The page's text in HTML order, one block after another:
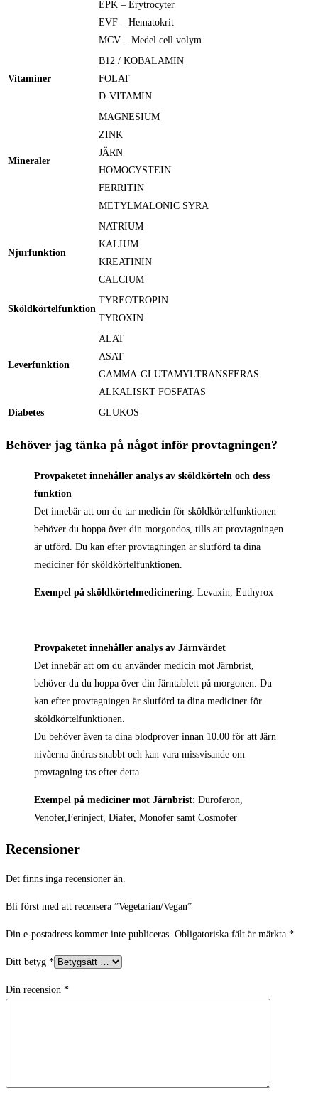
EPK – Erytrocyter
EVF – Hematokrit
MCV – Medel cell volym
Vitaminer
B12 / KOBALAMIN
FOLAT
D-VITAMIN
Mineraler
MAGNESIUM
ZINK
JÄRN
HOMOCYSTEIN
FERRITIN
METYLMALONIC SYRA
Njurfunktion
NATRIUM
KALIUM
KREATININ
CALCIUM
Sköldkörtelfunktion
TYREOTROPIN
TYROXIN
Leverfunktion
ALAT
ASAT
GAMMA-GLUTAMYLTRANSFERAS
ALKALISKT FOSFATAS
Diabetes
GLUKOS
Behöver jag tänka på något inför provtagningen?
Provpaketet innehåller analys av sköldkörteln och dess
funktion
Det innebär att om du tar medicin för sköldkörtelfunktionen
behöver du hoppa över din morgondos, tills att provtagningen
är utförd. Du kan efter provtagningen är slutförd ta dina
mediciner för sköldkörtelfunktionen.
Exempel på sköldkörtelmedicinering: Levaxin, Euthyrox
Provpaketet innehåller analys av Järnvärdet
Det innebär att om du använder medicin mot Järnbrist,
behöver du du hoppa över din Järntablett på morgonen. Du
kan efter provtagningen är slutförd ta dina mediciner för
sköldkörtelfunktionen.
Du behöver även ta dina blodprover innan 10.00 för att Järn
nivåerna ändras snabbt och kan vara missvisande om
provtagning tas efter detta.
Exempel på mediciner mot Järnbrist: Duroferon,
Venofer,Ferinject, Diafer, Monofer samt Cosmofer
Recensioner
Det finns inga recensioner än.
Bli först med att recensera ”Vegetarian/Vegan”
Din e-postadress kommer inte publiceras. Obligatoriska fält är märkta *
Ditt betyg *
Din recension *